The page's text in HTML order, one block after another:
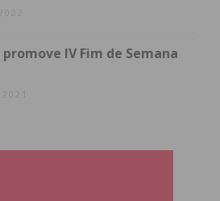
promove IV Fim de Semana